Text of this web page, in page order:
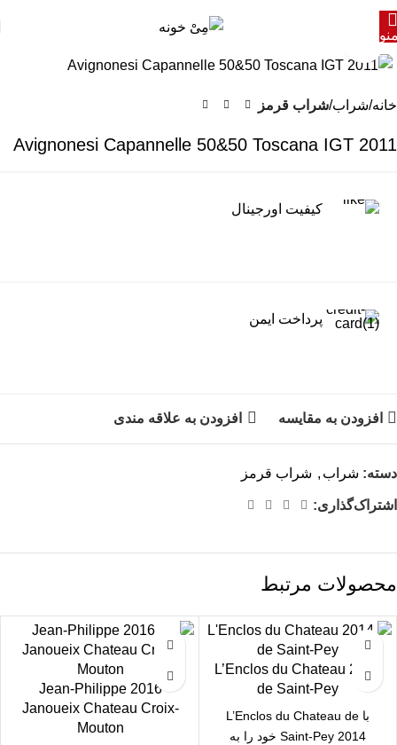
خانه شراب شراب قرمز
2011 Avignonesi Capannelle 50&50 Toscana IGT
کیفیت اورجینال
پرداخت ایمن
افزودن به مقایسه افزودن به علاقه مندی
دسته: شراب , شراب قرمز
اشتراک‌گذاری:
محصولات مرتبط
2014 L’Enclos du Chateau
de Saint-Pey
با L’Enclos du Chateau de
Saint-Pey 2014 خود را به
2016 Jean-Philippe
Janoueix Chateau Croix-
Mouton